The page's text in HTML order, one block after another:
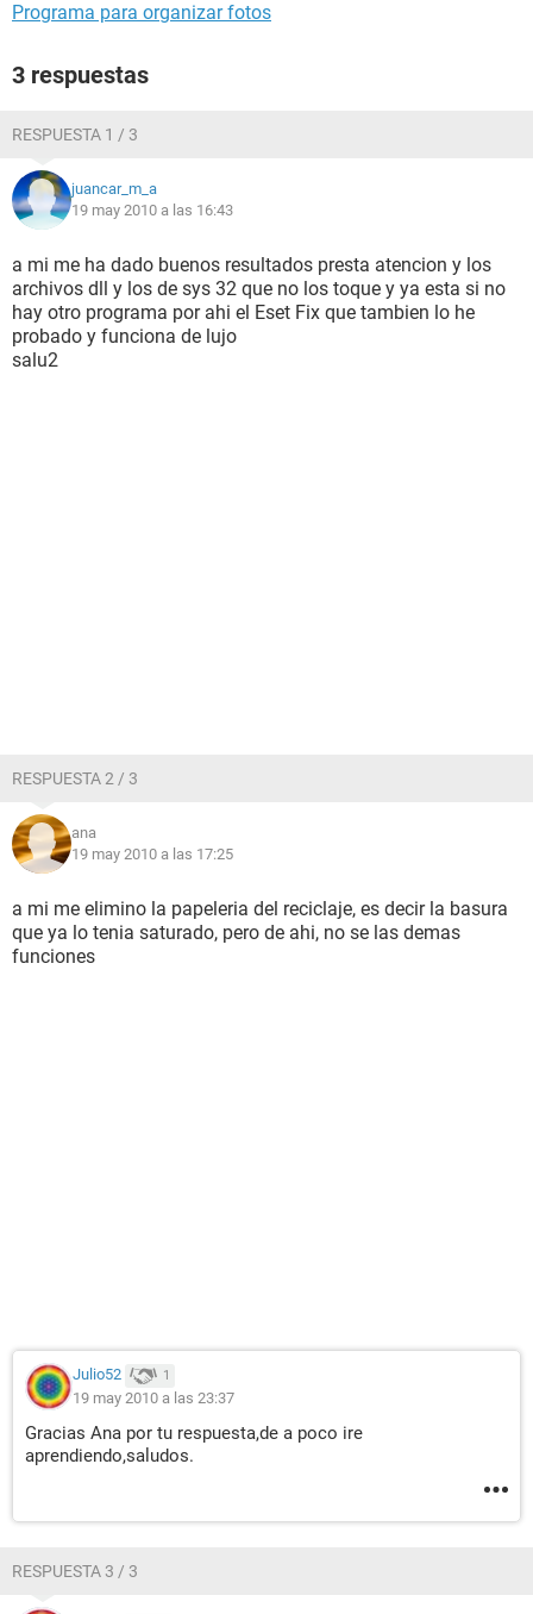
Programa para organizar fotos
3 respuestas
RESPUESTA 1 / 3
juancar_m_a
19 may 2010 a las 16:43
a mi me ha dado buenos resultados presta atencion y los
archivos dll y los de sys 32 que no los toque y ya esta si no
hay otro programa por ahi el Eset Fix que tambien lo he
probado y funciona de lujo
salu2
RESPUESTA 2 / 3
ana
19 may 2010 a las 17:25
a mi me elimino la papeleria del reciclaje, es decir la basura
que ya lo tenia saturado, pero de ahi, no se las demas
funciones
Julio52 1
19 may 2010 a las 23:37
Gracias Ana por tu respuesta,de a poco ire
aprendiendo,saludos.
RESPUESTA 3 / 3